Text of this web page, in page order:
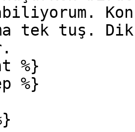
tek tuş.
%}
%}